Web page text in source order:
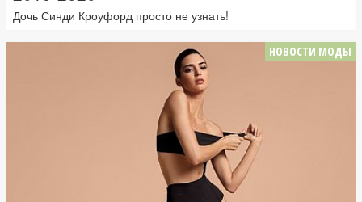
Дочь Синди Кроуфорд просто не узнать!
НОВОСТИ МОДЫ